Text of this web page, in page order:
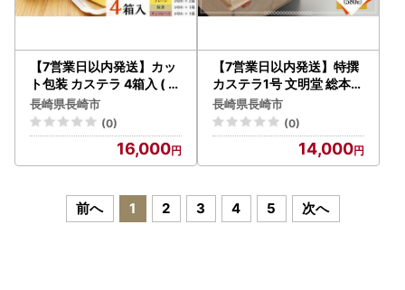
【7営業日以内発送】カッ
ト包装 カステラ 4箱入 ( プ
レーン 抹茶 チョコレート
) 文明堂総本店 カステラ
デザート おやつ
長崎県長崎市
(0)
16,000
【7営業日以内発送】特撰
カステラ1号 文明堂 総本店
かすてら 贈り物 お土産 常
温
長崎県長崎市
(0)
14,000
前へ 1 2 3 4 5 次へ